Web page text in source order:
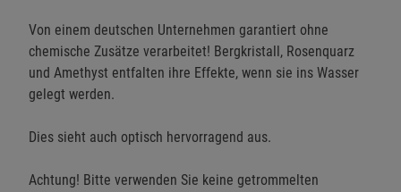
Von einem deutschen Unternehmen garantiert ohne
chemische Zusätze verarbeitet! Bergkristall, Rosenquarz
und Amethyst entfalten ihre Effekte, wenn sie ins Wasser
gelegt werden.
Dies sieht auch optisch hervorragend aus.
Achtung! Bitte verwenden Sie keine getrommelten